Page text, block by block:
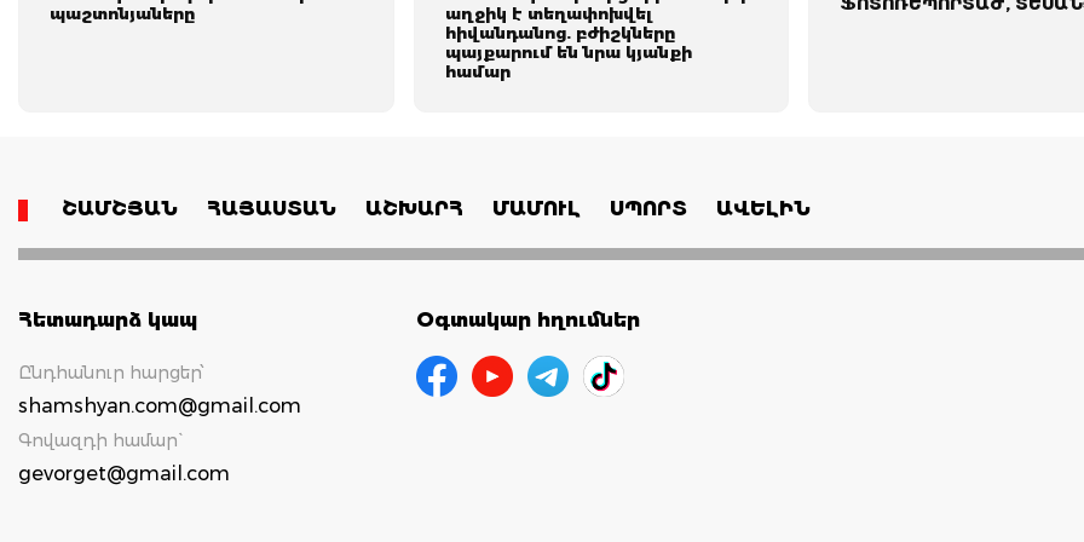
պաշտոնյաները
աղջիկ է տեղափոխվել
հիվանդանոց. բժիշկները
պայքարում են նրա կյանքի
համար
ՇԱՄՇՅԱՆ ՀԱՅԱՍՏԱՆ ԱՇԽԱՐՀ ՄԱՄՈՒԼ ՍՊՈՐՏ ԱՎԵԼԻՆ
Հետադարձ կապ
Ընդհանուր հարցեր՝
shamshyan.com@gmail.com
Գովազդի համար`
gevorget@gmail.com
Օգտակար հղումներ